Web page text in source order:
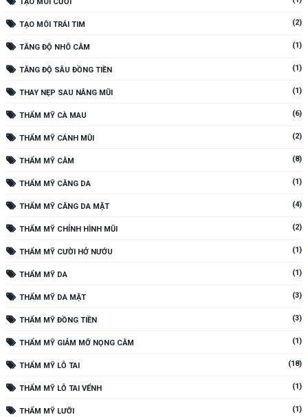
TẠO MÔI TRÁI TIM (2)
TĂNG ĐỘ NHÔ CẰM (1)
TĂNG ĐỘ SÂU ĐỒNG TIỀN (1)
THAY NẸP SAU NÂNG MŨI (1)
THẨM MỸ CÀ MAU (6)
THẨM MỸ CÁNH MŨI (2)
THẨM MỸ CẰM (8)
THẨM MỸ CĂNG DA (1)
THẨM MỸ CĂNG DA MẶT (4)
THẨM MỸ CHỈNH HÌNH MŨI (2)
THẨM MỸ CƯỜI HỞ NƯỚU (1)
THẨM MỸ DA (1)
THẨM MỸ DA MẶT (3)
THẨM MỸ ĐỒNG TIỀN (3)
THẨM MỸ GIẢM MỠ NỌNG CẰM (1)
THẨM MỸ LỖ TAI (18)
THẨM MỸ LỖ TAI VỂNH (1)
THẨM MỸ LƯỠI (1)